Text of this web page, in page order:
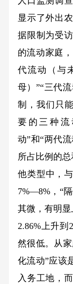
显示了外出
据限制为受
的流动家庭
代流动（与
母）”“三代
制，我们只
要的三种
动”和“两代
所占比例的
他类型中，
7%—8%，“
其微，有明显
2.86%上升到
然很低。从
化流动”应该
入务工地，